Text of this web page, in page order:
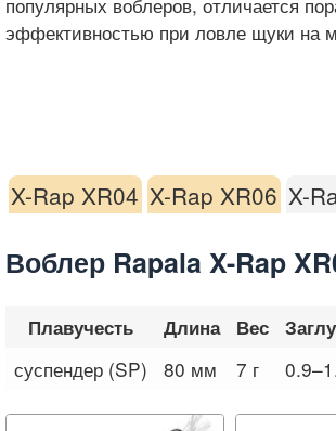
эффективностью при ловле щуки на
X-Rap XR04 X-Rap XR06 X-
Воблер Rapala X-Rap
Плавучесть Длина Вес
суспендер (SP) 80 мм 7 г